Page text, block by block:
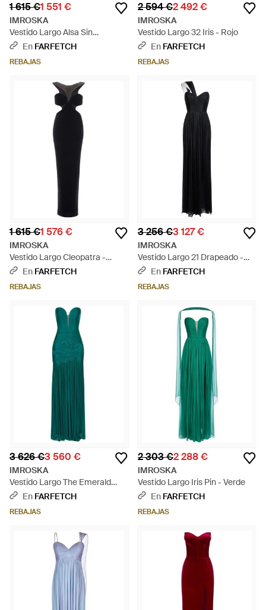
1 615 €1 551 €
IMROSKA
Vestido Largo Alsa Sin
Drapeado - Rosa
En FARFETCH
REBAJAS
2 594 €2 492 €
IMROSKA
Vestido Largo 32 Iris - Rojo
En FARFETCH
REBAJAS
1 615 €1 576 €
IMROSKA
Vestido Largo Cleopatra -
Negro
En FARFETCH
REBAJAS
3 256 €3 127 €
IMROSKA
Vestido Largo 21 Drapeado -
Negro
En FARFETCH
REBAJAS
3 626 €3 560 €
IMROSKA
Vestido Largo The Emerald
Forest Palabra De Honor -
En FARFETCH
REBAJAS
2 303 €2 288 €
IMROSKA
Vestido Largo Iris Pin - Verde
En FARFETCH
REBAJAS